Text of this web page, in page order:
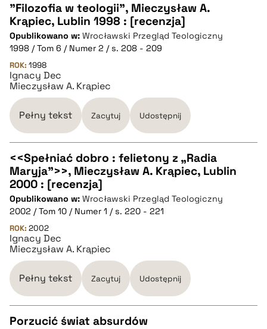
CZYSTY TEKST
pobierz cytat
BIBTEX
pobierz cytat
"Filozofia w teologii", Mieczysław A.
Krąpiec, Lublin 1998 : [recenzja]
Opublikowano w: Wrocławski Przegląd Teologiczny
1998 / Tom 6 / Numer 2 / s. 208 - 209
ROK: 1998
Ignacy Dec
Mieczysław A. Krąpiec
Pełny tekst Zacytuj Udostępnij
CZYSTY TEKST
pobierz cytat
BIBTEX
pobierz cytat
<<Spełniać dobro : felietony z „Radia
Maryja">>, Mieczysław A. Krąpiec, Lublin
2000 : [recenzja]
Opublikowano w: Wrocławski Przegląd Teologiczny
2002 / Tom 10 / Numer 1 / s. 220 - 221
ROK: 2002
Ignacy Dec
Mieczysław A. Krąpiec
Pełny tekst Zacytuj Udostępnij
Porzucić świat absurdów